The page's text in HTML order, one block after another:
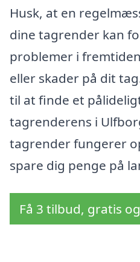
Husk, at en
dine tagrender kan
problemer i
eller skader på dit
til at finde et
tagrenderens i
tagrender fungerer
spare dig penge på
Få 3 tilbud, gratis